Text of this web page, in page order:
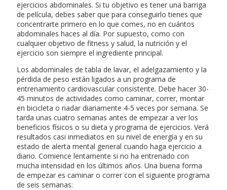
ejercicios abdominales. Si tu objetivo es tener una barriga
de película, debes saber que para conseguirlo tienes que
concentrarte primero en lo que comes, no en cuántos
abdominales haces al día. Por supuesto, como con
cualquier objetivo de fitness y salud, la nutrición y el
ejercicio son siempre el ingrediente principal.
Los abdominales de tabla de lavar, el adelgazamiento y la
pérdida de peso están ligados a un programa de
entrenamiento cardiovascular consistente. Debe hacer 30-
45 minutos de actividades como caminar, correr, montar
en bicicleta o nadar diariamente 4-5 veces por semana. Se
tarda unas cuatro semanas antes de empezar a ver los
beneficios físicos o su dieta y programa de ejercicios. Verá
resultados casi inmediatos en su nivel de energía y en su
estado de alerta mental general cuando haga ejercicio a
diario. Comience lentamente si no ha entrenado con
mucha intensidad en los últimos años. Una buena forma
de empezar es caminar o correr con el siguiente programa
de seis semanas: